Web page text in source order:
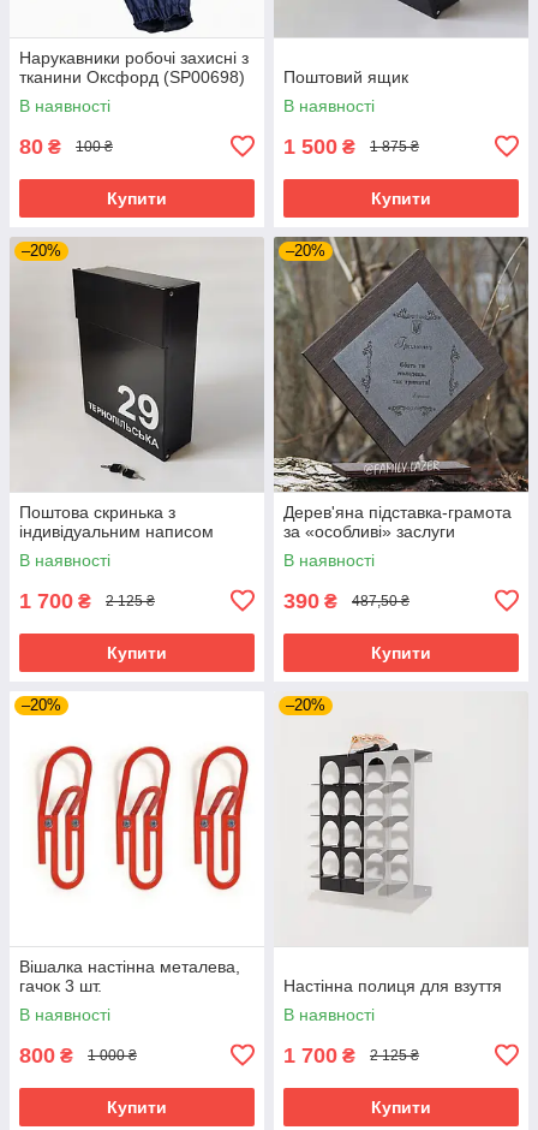
Нарукавники робочі захисні з
тканини Оксфорд (SP00698)
В наявності
80 ₴ 100 ₴
Купити
Поштовий ящик
В наявності
1 500 ₴ 1 875 ₴
Купити
–20%
Поштова скринька з
індивідуальним написом
В наявності
1 700 ₴ 2 125 ₴
Купити
–20%
Дерев'яна підставка-грамота
за «особливі» заслуги
В наявності
390 ₴ 487,50 ₴
Купити
–20%
Вішалка настінна металева,
гачок 3 шт.
В наявності
800 ₴ 1 000 ₴
Купити
–20%
Настінна полиця для взуття
В наявності
1 700 ₴ 2 125 ₴
Купити